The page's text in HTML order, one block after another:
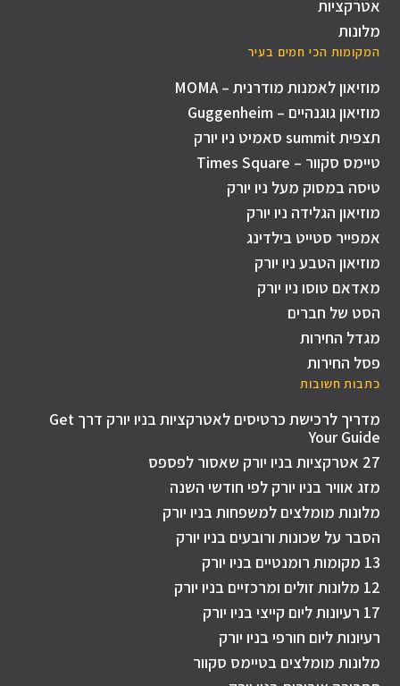
אטרקציות
מלונות
המקומות הכי חמים בעיר
מוזיאון לאמנות מודרנית – MOMA
מוזיאון גוגנהיים – Guggenheim
תצפית summit סאמיט ניו יורק
טיימס סקוור – Times Square
טיסה במסוק מעל ניו יורק
מוזיאון הגלידה ניו יורק
אמפייר סטייט בילדינג
מוזיאון הטבע ניו יורק
מאדאם טוסו ניו יורק
הסט של חברים
מגדל החירות
פסל החירות
כתבות חשובות
מדריך לרכישת כרטיסים לאטרקציות בניו יורק דרך Get
Your Guide
27 אטרקציות בניו יורק שאסור לפספס
מזג אוויר בניו יורק לפי חודשי השנה
מלונות מומלצים למשפחות בניו יורק
הסבר על שכונות ורובעים בניו יורק
13 מקומות רומנטיים בניו יורק
12 מלונות זולים ומרכזיים בניו יורק
17 רעיונות ליום קייצי בניו יורק
רעיונות ליום חורפי בניו יורק
מלונות מומלצים בטיימס סקוור